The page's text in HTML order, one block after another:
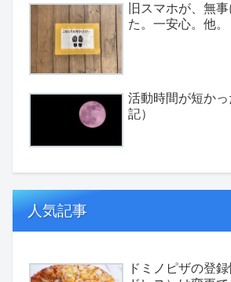
旧スマホが、無
た。一安心。他。
活動時間が短かっ
記）
人気記事
ドミノピザの登